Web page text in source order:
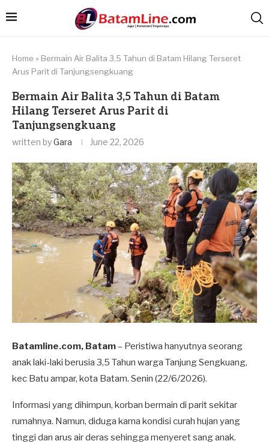
Home » Bermain Air Balita 3,5 Tahun di Batam Hilang Terseret
Arus Parit di Tanjungsengkuang
Bermain Air Balita 3,5 Tahun di Batam
Hilang Terseret Arus Parit di
Tanjungsengkuang
written byGara June 22, 2026
Batamline.com, Batam– Peristiwa hanyutnya seorang
anak laki-laki berusia 3,5 Tahun warga Tanjung Sengkuang,
kec Batu ampar, kota Batam. Senin (22/6/2026).
Informasi yang dihimpun, korban bermain di parit sekitar
rumahnya. Namun, diduga karna kondisi curah hujan yang
tinggi dan arus air deras sehingga menyeret sang anak.